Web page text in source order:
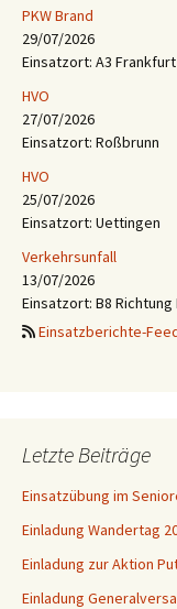
PKW Brand
29/07/2026
Einsatzort: A3
HVO
27/07/2026
Einsatzort: Roßbrunn
HVO
25/07/2026
Einsatzort: Uettingen
Verkehrsunfall
13/07/2026
Einsatzort: B8 Richtung
Einsatzberichte-
Letzte Beiträge
Einsatzübung im
Einladung Wandertag
Einladung zur Aktion
Einladung